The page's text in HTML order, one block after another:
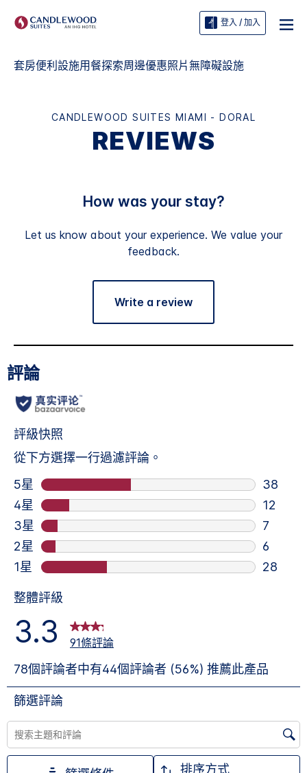
登入 / 加入
套房便利設施用餐探索周邊優惠照片無障礙設施
CANDLEWOOD SUITES MIAMI - DORAL
REVIEWS
How was your stay?
Let us know about your experience. We value your
feedback.
Write a review